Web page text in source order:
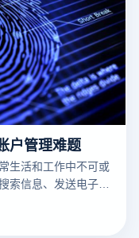
户管理难题
生活和工作中不可或
信息、发送电子邮
展，对浏览器的期望
更有效地满足他们